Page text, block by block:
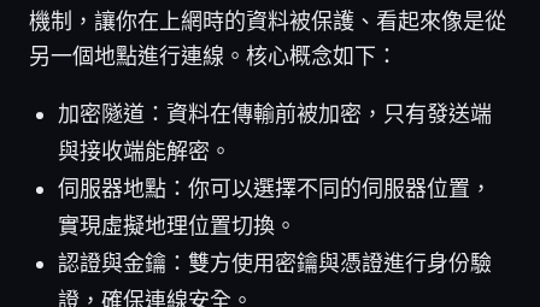
機制，讓你在上網時的資料被保護、看起來像是從
另一個地點進行連線。核心概念如下：
加密隧道：資料在傳輸前被加密，只有發送端
與接收端能解密。
伺服器地點：你可以選擇不同的伺服器位置，
實現虛擬地理位置切換。
認證與金鑰：雙方使用密鑰與憑證進行身份驗
證，確保連線安全。